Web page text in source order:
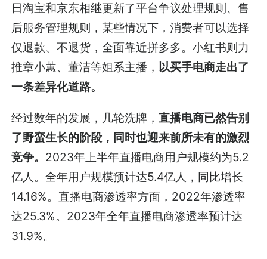
日淘宝和京东相继更新了平台争议处理规则、售
后服务管理规则，某些情况下，消费者可以选择
仅退款、不退货，全面靠近拼多多。小红书则力
推章小蕙、董洁等姐系主播， 以买手电商走出了
一条差异化道路。
经过数年的发展，几轮洗牌，直播电商已然告别
了野蛮生长的阶段，同时也迎来前所未有的激烈
竞争。 2023年上半年直播电商用户规模约为5.2
亿人。全年用户规模预计达5.4亿人，同比增长
14.16%。直播电商渗透率方面，2022年渗透率
达25.3%。2023年全年直播电商渗透率预计达
31.9%。